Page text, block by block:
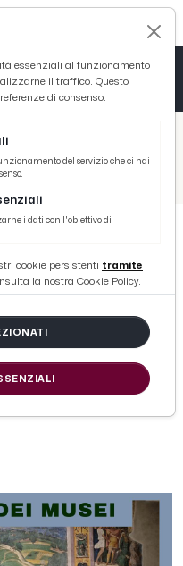
con visita guidata gratuita al Museo Diocesano
dei musei':
Piceno
al
essenziali al funzionamento
il traffico. Questo
di consenso.
del servizio che ci hai
i dati con l'obiettivo di
cookie persistenti tramite
la nostra Cookie Policy.